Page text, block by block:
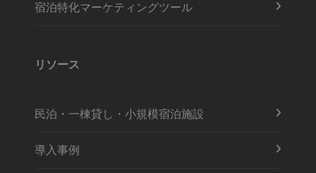
宿泊特化マーケティングツール
リソース
民泊・一棟貸し・小規模宿泊施設
導入事例